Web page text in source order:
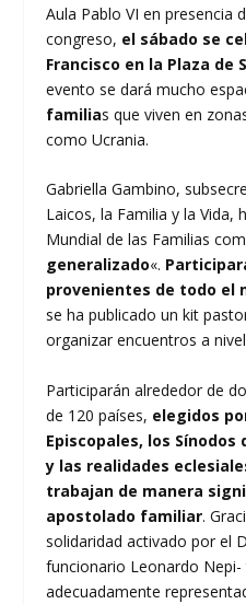
Aula Pablo VI en presencia
congreso, el sábado se
Francisco en la Plaza de
evento se dará mucho
familias que viven en
como Ucrania.
Gabriella Gambino,
Laicos, la Familia y la Vida,
Mundial de las Familias
generalizado«.
provenientes de todo el
se ha publicado un kit
organizar encuentros a
Participarán alrededor de
de 120 países, elegidos
Episcopales, los
y las realidades
trabajan de manera
apostolado familiar.
solidaridad activado por el
funcionario Leonardo
adecuadamente